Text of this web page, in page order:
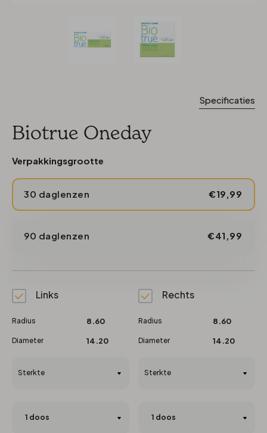
Specificaties
Biotrue Oneday
Verpakkingsgrootte
30 daglenzen €19,99
90 daglenzen €41,99
Links
Radius 8.60
Diameter 14.20
Sterkte
Rechts
Radius 8.60
Diameter 14.20
Sterkte